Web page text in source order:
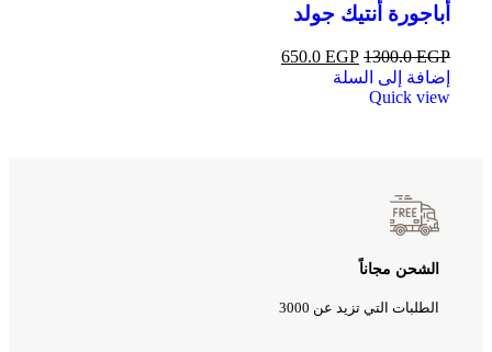
أباجورة أنتيك جولد
1300.0EGP
650.0 EGP
إضافة إلى السلة
Quick view
الشحن مجاناً
الطلبات التي تزيد عن 3000